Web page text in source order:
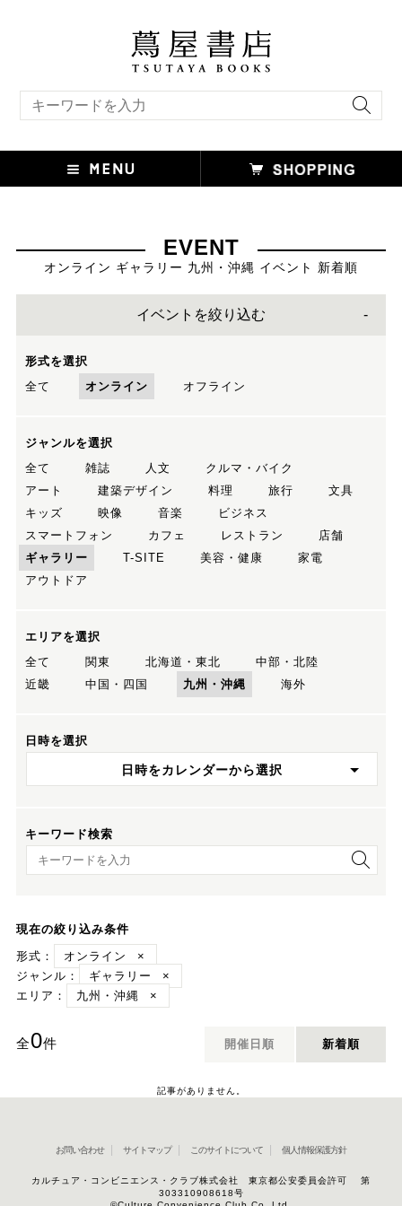
EVENT
オンライン ギャラリー 九州・沖縄 イベント 新着順
イベントを絞り込む
形式を選択
全て
オンライン オフライン
ジャンルを選択
全て
雑誌 人文
クルマ・バイク
アート
建築デザイン 料理 旅行
文具
キッズ
映像 音楽
ビジネス
スマートフォン
カフェ レストラン
店舗
ギャラリー
T-SITE 美容・健康
家電
アウトドア
エリアを選択
全て
関東 北海道・東北
中部・北陸
近畿
中国・四国 九州・沖縄 海外
日時を選択
日時をカレンダーから選択
キーワード検索
キーワード検索
現在の絞り込み条件
形式：
オンライン
×
ジャンル：
ギャラリー
×
エリア：
九州・沖縄 ×
全0件 開催日順 新着順
記事がありません。
お問い合わせ サイトマップ このサイトについて 個人情報保護方針
カルチュア・コンビニエンス・クラブ株式会社 東京都公安委員会許可 第
303310908618号